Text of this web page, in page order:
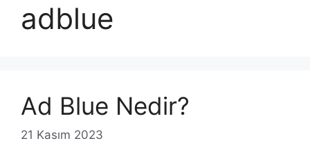
adblue
Ad Blue Nedir?
21 Kasım 2023